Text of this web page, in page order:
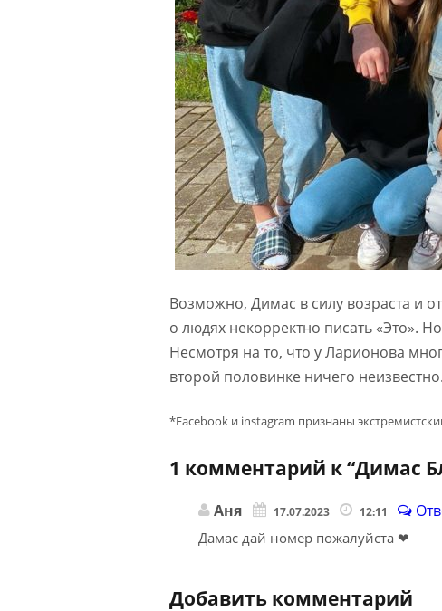
Возможно, Димас в силу возраста и
о людях некорректно писать «Это».
Несмотря на то, что у Ларионова
второй половинке ничего неизвестно.
*Facebook и instagram признаны
1 комментарий к “Димас
Аня 17.07.2023 12:11
Дамас дай номер пожалуйста ❤
Добавить комментарий